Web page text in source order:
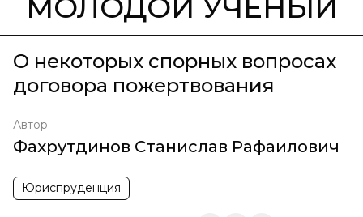
МОЛОДОЙ УЧЁНЫЙ
О некоторых спорных вопросах
договора пожертвования
Автор
Фахрутдинов Станислав Рафаилович
Юриспруденция